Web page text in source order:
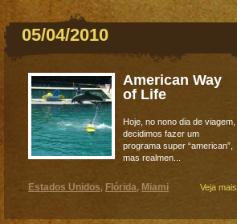
05/04/2010
American Way
of Life
Hoje, no nono dia de viagem,
decidimos fazer um
programa super “american”,
mas realmen...
Veja mais
Estados Unidos, Flórida, Miami